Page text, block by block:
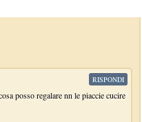
posso regalare nn le piaccie cucire
RISPONDI